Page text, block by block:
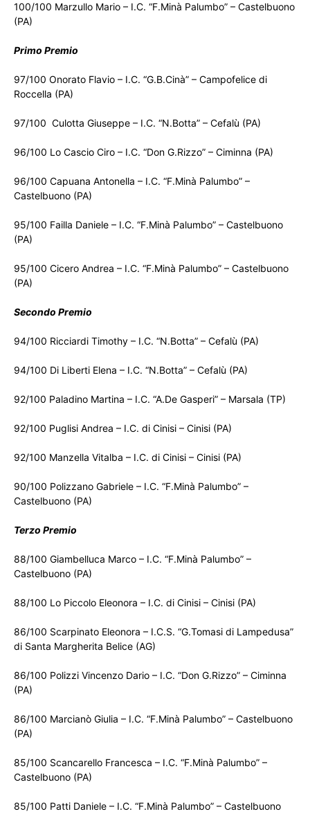
100/100 Marzullo Mario – I.C. “F.Minà Palumbo” – Castelbuono
(PA)
Primo Premio
97/100 Onorato Flavio – I.C. “G.B.Cinà” – Campofelice di
Roccella (PA)
97/100 Culotta Giuseppe – I.C. “N.Botta” – Cefalù (PA)
96/100 Lo Cascio Ciro – I.C. “Don G.Rizzo” – Ciminna (PA)
96/100 Capuana Antonella – I.C. “F.Minà Palumbo” –
Castelbuono (PA)
95/100 Failla Daniele – I.C. “F.Minà Palumbo” – Castelbuono
(PA)
95/100 Cicero Andrea – I.C. “F.Minà Palumbo” – Castelbuono
(PA)
Secondo Premio
94/100 Ricciardi Timothy – I.C. “N.Botta” – Cefalù (PA)
94/100 Di Liberti Elena – I.C. “N.Botta” – Cefalù (PA)
92/100 Paladino Martina – I.C. “A.De Gasperi” – Marsala (TP)
92/100 Puglisi Andrea – I.C. di Cinisi – Cinisi (PA)
92/100 Manzella Vitalba – I.C. di Cinisi – Cinisi (PA)
90/100 Polizzano Gabriele – I.C. “F.Minà Palumbo” –
Castelbuono (PA)
Terzo Premio
88/100 Giambelluca Marco – I.C. “F.Minà Palumbo” –
Castelbuono (PA)
88/100 Lo Piccolo Eleonora – I.C. di Cinisi – Cinisi (PA)
86/100 Scarpinato Eleonora – I.C.S. “G.Tomasi di Lampedusa”
di Santa Margherita Belice (AG)
86/100 Polizzi Vincenzo Dario – I.C. “Don G.Rizzo” – Ciminna
(PA)
86/100 Marcianò Giulia – I.C. “F.Minà Palumbo” – Castelbuono
(PA)
85/100 Scancarello Francesca – I.C. “F.Minà Palumbo” –
Castelbuono (PA)
85/100 Patti Daniele – I.C. “F.Minà Palumbo” – Castelbuono